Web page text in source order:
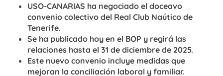
USO-CANARIAS ha negociado el doceavo
convenio colectivo del Real Club Naútico de
Tenerife.
Se ha publicado hoy en el BOP y regirá las
relaciones hasta el 31 de diciembre de 2025.
Este nuevo convenio incluye medidas que
mejoran la conciliación laboral y familiar.